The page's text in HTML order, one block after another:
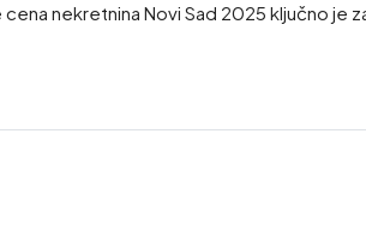
nekretnina Novi Sad 2025 ključno je